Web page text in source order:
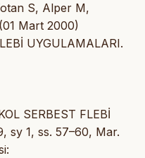
S, Alper M,
Mart 2000)
UYGULAMALARI.
SERBEST FLEBİ
sy 1, ss. 57–60, Mar.